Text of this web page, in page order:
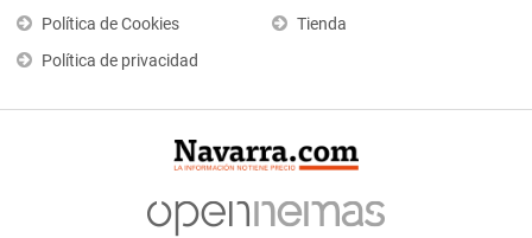
Política de Cookies
Política de privacidad
Tienda